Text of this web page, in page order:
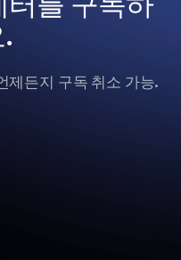
제든지 구독 취소 가능.